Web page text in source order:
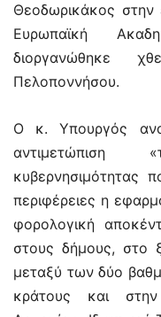
Θεοδωρικάκος στην
Ευρωπαϊκή
διοργανώθηκε
Πελοποννήσου.
Ο κ. Υπουργός
αντιμετώπιση
κυβερνησιμότητας
περιφέρειες η
φορολογική
στους δήμους, στο
μεταξύ των δύο
κράτους και